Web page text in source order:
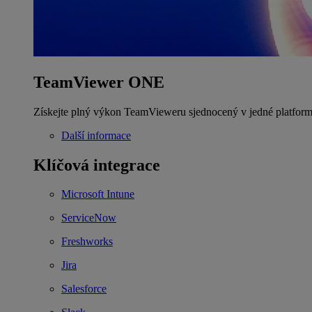
TeamViewer ONE
Získejte plný výkon TeamVieweru sjednocený v jedné
Další informace
Klíčová integrace
Microsoft Intune
ServiceNow
Freshworks
Jira
Salesforce